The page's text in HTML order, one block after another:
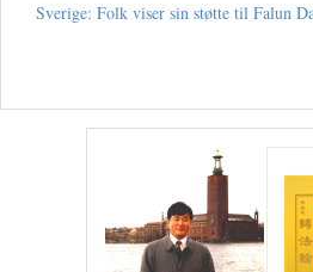
Sverige: Folk viser sin støtte til Falun